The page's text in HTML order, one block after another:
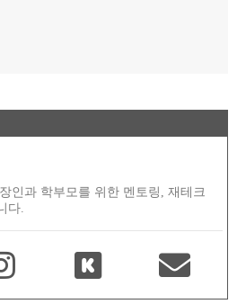
인과 학부모를 위한 멘토링, 재테크
다.